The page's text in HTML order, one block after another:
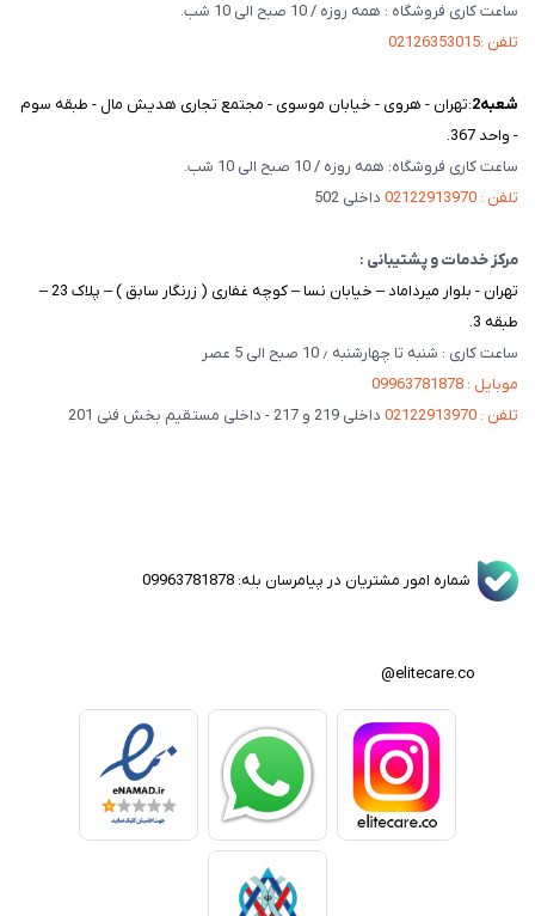
ساعت کاری فروشگاه : همه روزه / 10 صبح الی 10 شب.
تلفن :02126353015
شعبه‌2 :تهران - هروی - خیابان موسوی - مجتمع تجاری هدیش مال - طبقه سوم
- واحد 367.
ساعت کاری فروشگاه: همه روزه / 10 صبح الی 10 شب.
تلفن : 02122913970
داخلی 502
مرکز خدمات و پشتیبانی :
تهران - بلوار میرداماد – خیابان نسا – کوچه غفاری ( زرنگار سابق ) – پلاک 23 –
طبقه 3.
ساعت کاری : شنبه تا چهارشنبه ٫ 10 صبح الی 5 عصر
موبایل : 09963781878
تلفن : 02122913970
داخلی 219 و 217 - داخلی مستقیم بخش فنی 201
شماره امور مشتریان در پیامرسان بله: 09963781878